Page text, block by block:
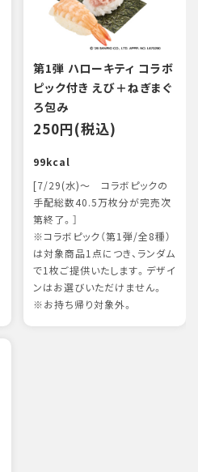
第1弾 ハローキティ コラボ
ピック付き えび＋ねぎまぐ
ろ包み
250円(税込)
99kcal
[7/29(水)～ コラボピックの
手配総数40.5万枚分が完売次
第終了。］
※コラボピック（第1弾/全8種）
は対象商品1点につき、ランダム
で1枚ご提供いたします。デザイ
ンはお選びいただけません。
※お持ち帰り対象外。